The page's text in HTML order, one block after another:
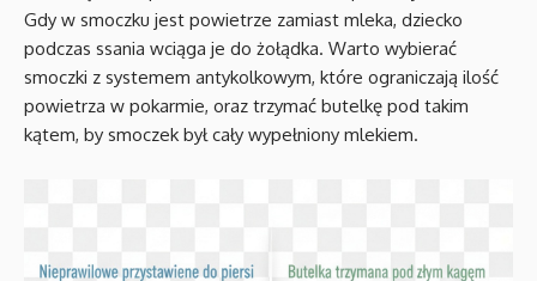
Gdy w smoczku jest powietrze zamiast mleka, dziecko
podczas ssania wciąga je do żołądka. Warto wybierać
smoczki z systemem antykolkowym, które ograniczają ilość
powietrza w pokarmie, oraz trzymać butelkę pod takim
kątem, by smoczek był cały wypełniony mlekiem.